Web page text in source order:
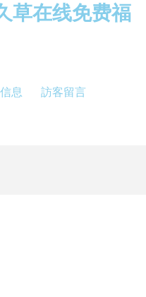
草在线免费福
息 訪客留言